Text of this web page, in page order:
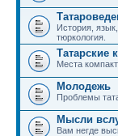
История,
тюркология.
Татарские
Места
Молодежь
Проблемы
Мысли
Вам негде